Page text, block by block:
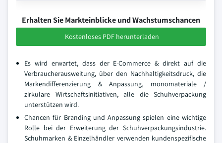
Erhalten Sie Markteinblicke und Wachstumschancen
Kostenloses PDF herunterladen
Es wird erwartet, dass der E-Commerce & direkt auf die
Verbraucherausweitung, über den Nachhaltigkeitsdruck, die
Markendifferenzierung & Anpassung, monomateriale /
zirkulare Wirtschaftsinitiativen, alle die Schuhverpackung
unterstützen wird.
Chancen für Branding und Anpassung spielen eine wichtige
Rolle bei der Erweiterung der Schuhverpackungsindustrie.
Schuhmarken & Einzelhändler verwenden kundenspezifische